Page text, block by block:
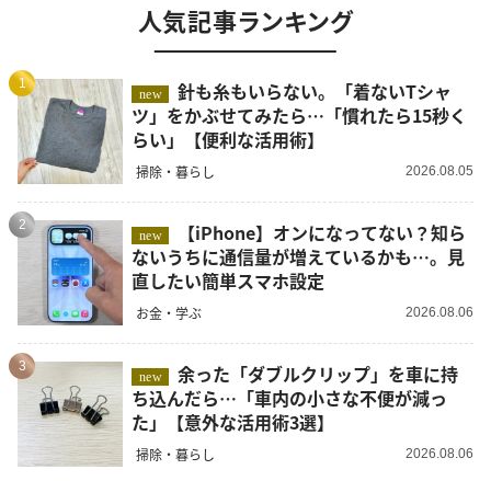
人気記事ランキング
1
new
針も糸もいらない。「着ないTシャ
ツ」をかぶせてみたら…「慣れたら15秒く
らい」【便利な活用術】
掃除・暮らし 2026.08.05
2
new
ないうちに通信量が増えているかも…。見
直したい簡単スマホ設定
お金・学ぶ 2026.08.06
3
new
余った「ダブルクリップ」を車に持
ち込んだら…「車内の小さな不便が減っ
た」【意外な活用術3選】
掃除・暮らし 2026.08.06